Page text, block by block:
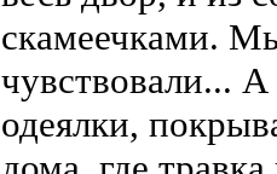
скамеечками.
чувствовали...
одеялки,